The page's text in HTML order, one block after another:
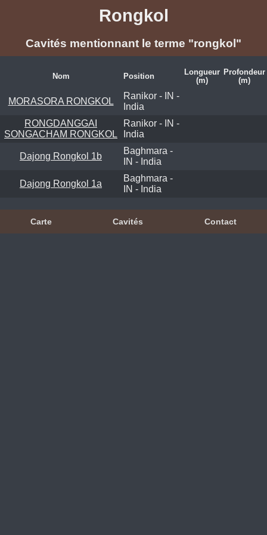
Rongkol
Cavités mentionnant le terme "rongkol"
Nom Position
Longueur
(m)
Profondeur
(m)
MORASORA RONGKOL
Ranikor - IN -
India
RONGDANGGAI
SONGACHAM RONGKOL
Ranikor - IN -
India
Dajong Rongkol 1b
Baghmara -
IN - India
Dajong Rongkol 1a
Baghmara -
IN - India
Carte Cavités Contact